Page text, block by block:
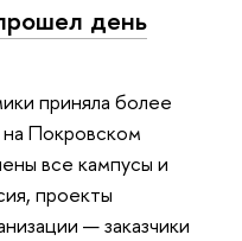
день
приняла более
Покровском
все кампусы и
проекты
— заказчики